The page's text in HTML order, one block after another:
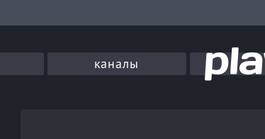
каналы